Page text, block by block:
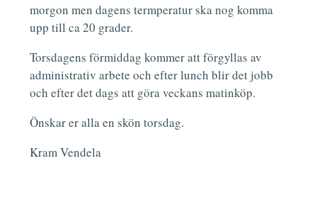
morgon men dagens termperatur ska nog komma
upp till ca 20 grader.
Torsdagens förmiddag kommer att förgyllas av
administrativ arbete och efter lunch blir det jobb
och efter det dags att göra veckans matinköp.
Önskar er alla en skön torsdag.
Kram Vendela